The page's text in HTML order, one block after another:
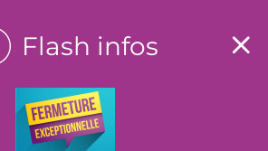
Flash infos